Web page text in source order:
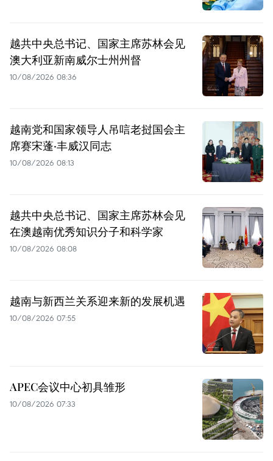
越共中央总书记、国家主席苏林会见
澳大利亚新南威尔士州州督
10/08/2026 08:36
越南党和国家领导人吊唁老挝国会主
席赛宋蓬·丰威汉同志
10/08/2026 08:13
越共中央总书记、国家主席苏林会见
在澳越南优秀知识分子和科学家
10/08/2026 08:08
越南与新西兰关系迎来新的发展机遇
10/08/2026 07:55
APEC会议中心初具雏形
10/08/2026 07:33